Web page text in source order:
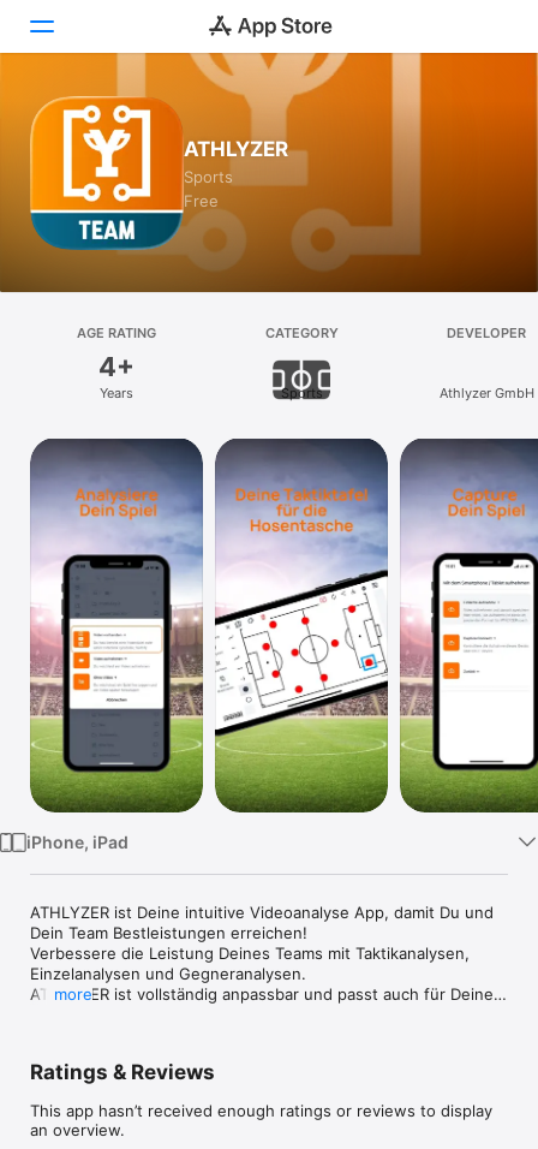
Today
Games
Apps
Platform
iPad
Mac
Vision
Watch
ATHLYZER
Sports
Free
AGE RATING
4+
Years
CATEGORY
Sports
DEVELOPER
Athlyzer GmbH
iPhone, iPad
ATHLYZER ist Deine intuitive Videoanalyse App, damit Du und
Dein Team Bestleistungen erreichen!
Verbessere die Leistung Deines Teams mit Taktikanalysen,
Einzelanalysen und Gegneranalysen.
ATHLYZER ist vollständig anpassbar und passt auch für Deinen
more
Ratings & Reviews
This app hasn’t received enough ratings or reviews to display
an overview.